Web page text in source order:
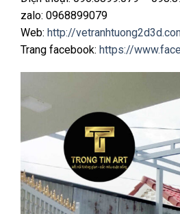
zalo: 0968899079
Web: http://
Trang facebook: https://